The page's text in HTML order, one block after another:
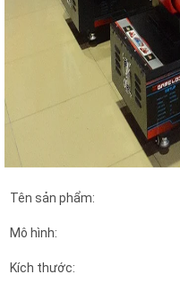
Tên sản phẩm:
Mô hình:
Kích thước: